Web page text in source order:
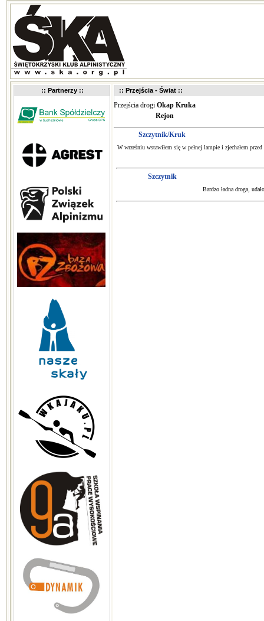
:: Partnerzy :: :: Przejścia - Świat ::
Przejścia drogi Okap Kruka
Rejon
Szczytnik/Kruk
W wrześniu wstawiłem się w pełnej lampie i zjechałem
Szczytnik
Bardzo ładna droga,